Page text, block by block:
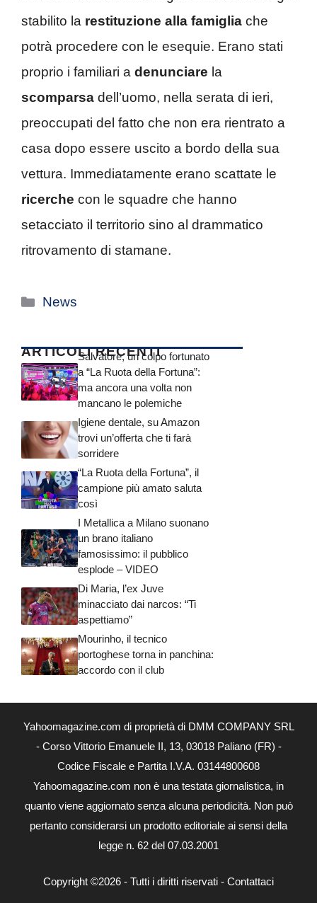
stabilito la restituzione alla famiglia che
potrà procedere con le esequie. Erano stati
proprio i familiari a denunciare la
scomparsa dell’uomo, nella serata di ieri,
preoccupati del fatto che non era rientrato a
casa dopo essere uscito a bordo della sua
vettura. Immediatamente erano scattate le
ricerche con le squadre che hanno
setacciato il territorio sino al drammatico
ritrovamento di stamane.
Categorie
News
ARTICOLI RECENTI
Salvatore, un colpo fortunato
a “La Ruota della Fortuna”:
ma ancora una volta non
mancano le polemiche
Igiene dentale, su Amazon
trovi un’offerta che ti farà
sorridere
“La Ruota della Fortuna”, il
campione più amato saluta
così
I Metallica a Milano suonano
un brano italiano
famosissimo: il pubblico
esplode – VIDEO
Di Maria, l’ex Juve
minacciato dai narcos: “Ti
aspettiamo”
Mourinho, il tecnico
portoghese torna in panchina:
accordo con il club
Yahoomagazine.com di proprietà di DMM COMPANY SRL
- Corso Vittorio Emanuele II, 13, 03018 Paliano (FR) -
Codice Fiscale e Partita I.V.A. 03144800608
Yahoomagazine.com non è una testata giornalistica, in
quanto viene aggiornato senza alcuna periodicità. Non può
pertanto considerarsi un prodotto editoriale ai sensi della
legge n. 62 del 07.03.2001
Copyright ©2026 - Tutti i diritti riservati - Contattaci